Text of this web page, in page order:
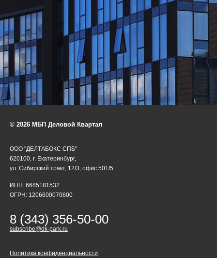
© 2026 МБП Деловой Квартал
ООО "ДЕЛТАБОКС СПБ"
620100, г. Екатеринбург,
ул. Сибирский тракт, 12/3, офис 501/5
ИНН: 6685181532
ОГРН: 1206600070600
8 (343) 356-50-00
subscribe@dk-park.ru
Политика конфиденциальности